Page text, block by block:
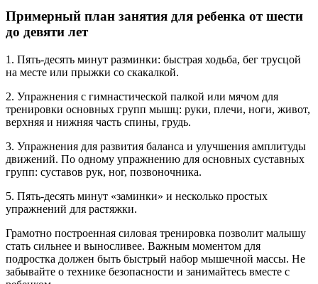
Примерный план занятия для ребенка от шести
до девяти лет
1. Пять-десять минут разминки: быстрая ходьба, бег трусцой
на месте или прыжки со скакалкой.
2. Упражнения с гимнастической палкой или мячом для
тренировки основных групп мышц: руки, плечи, ноги, живот,
верхняя и нижняя часть спины, грудь.
3. Упражнения для развития баланса и улучшения амплитуды
движений. По одному упражнению для основных суставных
групп: суставов рук, ног, позвоночника.
5. Пять-десять минут «заминки» и несколько простых
упражнений для растяжки.
Грамотно построенная силовая тренировка позволит малышу
стать сильнее и выносливее. Важным моментом для
подростка должен быть быстрый набор мышечной массы. Не
забывайте о технике безопасности и занимайтесь вместе с